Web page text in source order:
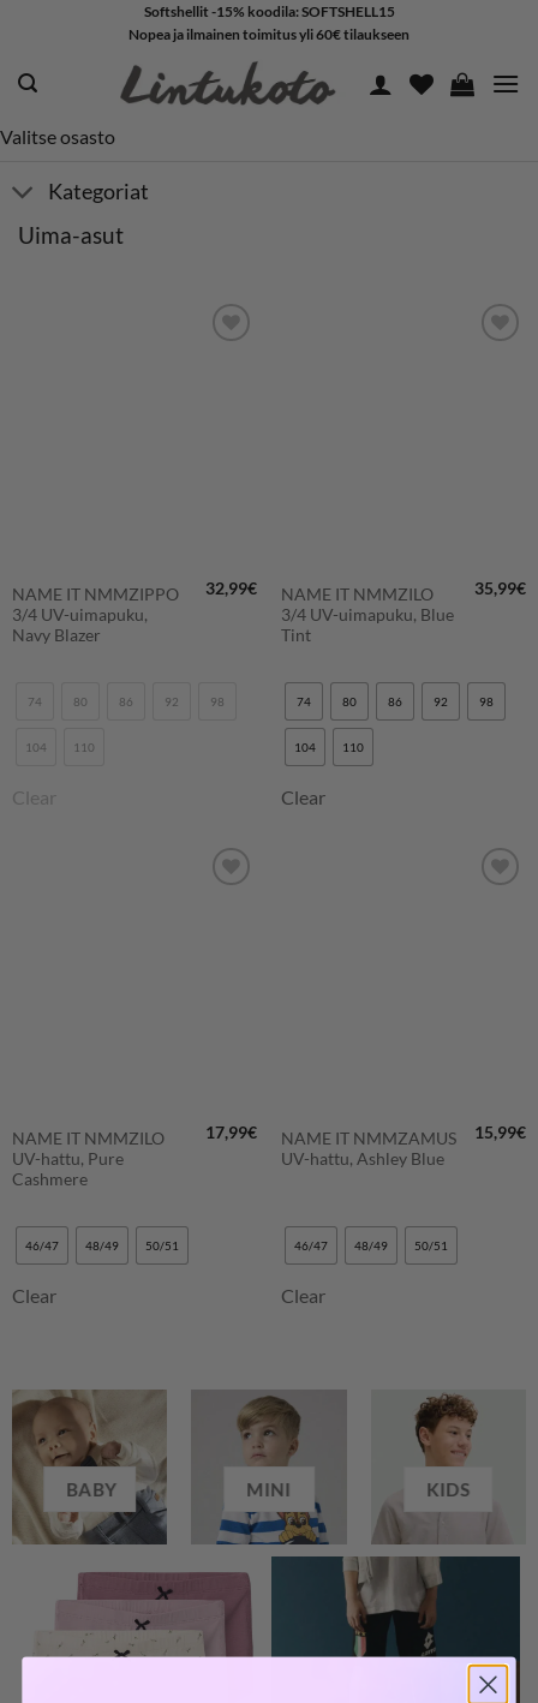
content
Softshellit -15% koodila: SOFTSHELL15
Nopea ja ilmainen toimitus yli 60€ tilaukseen
Valitse osasto
Kategoriat
Uima-asut
NAME IT NMMZIPPO
3/4 UV-uimapuku,
Navy Blazer
32,99€
74 80 86 92 98
104 110
Clear
NAME IT NMMZILO
3/4 UV-uimapuku, Blue
Tint
35,99€
74 80 86 92 98
104 110
Clear
NAME IT NMMZILO
UV-hattu, Pure
Cashmere
17,99€
46/47 48/49 50/51
Clear
NAME IT NMMZAMUS
UV-hattu, Ashley Blue
15,99€
46/47 48/49 50/51
Clear
BABY MINI KIDS